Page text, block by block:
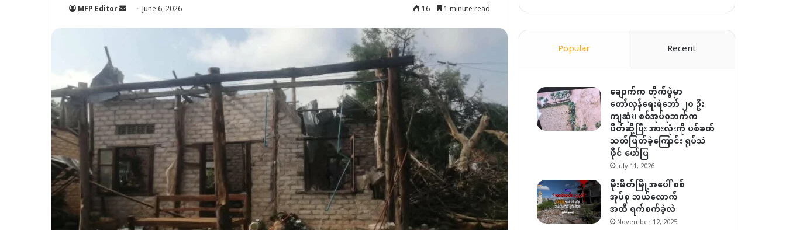
MFP Editor SendJune 6, 2026 16 1 minute read
Popular Recent
ချောက်က တိုက်ပွဲမှာ
တော်လှန်ရေးရဲဘော် ၂၀ ဦး
ကျဆုံး၊ စစ်အုပ်စုဘက်က
ပိတ်ဆို့ပြီး အားလုံးကို ပစ်ခတ်
သတ်ဖြတ်ခဲ့ကြောင်း ရုပ်သံ
ဖိုင် ဖော်ပြ
July 11, 2026
မိုးမိတ်မြို့အပေါ် စစ်
အုပ်စု ဘယ်လောက်
အထိ ရက်စက်ခဲ့လဲ
November 12, 2025